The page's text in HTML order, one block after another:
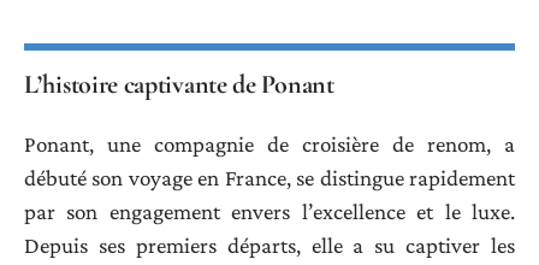
L’histoire captivante de Ponant
Ponant, une compagnie de croisière de renom, a
débuté son voyage en France, se distingue rapidement
par son engagement envers l’excellence et le luxe.
Depuis ses premiers départs, elle a su captiver les